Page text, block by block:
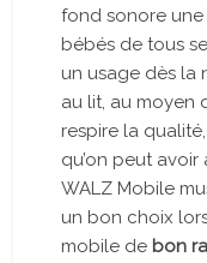
fond sonore une
bébés de tous
un usage dès la
au lit, au moyen
respire la
qu’on peut
WALZ Mobile
un bon choix
mobile de bon